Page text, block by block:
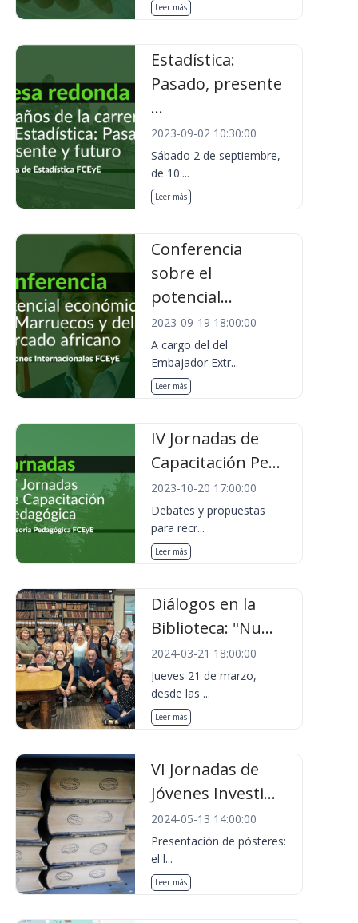
Leer más
Estadística:
Pasado, presente
...
2023-09-02 10:30:00
Sábado 2 de septiembre,
de 10....
Leer más
Conferencia
sobre el
potencial...
2023-09-19 18:00:00
A cargo del del
Embajador Extr...
Leer más
IV Jornadas de
Capacitación Pe...
2023-10-20 17:00:00
Debates y propuestas
para recr...
Leer más
Diálogos en la
Biblioteca: "Nu...
2024-03-21 18:00:00
Jueves 21 de marzo,
desde las ...
Leer más
VI Jornadas de
Jóvenes Investi...
2024-05-13 14:00:00
Presentación de pósteres:
el l...
Leer más